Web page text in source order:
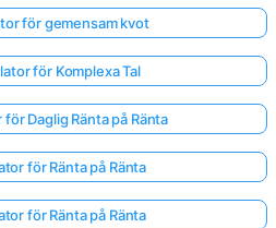
för gemensam kvot
för Komplexa Tal
Daglig Ränta på Ränta
för Ränta på Ränta
för Ränta på Ränta